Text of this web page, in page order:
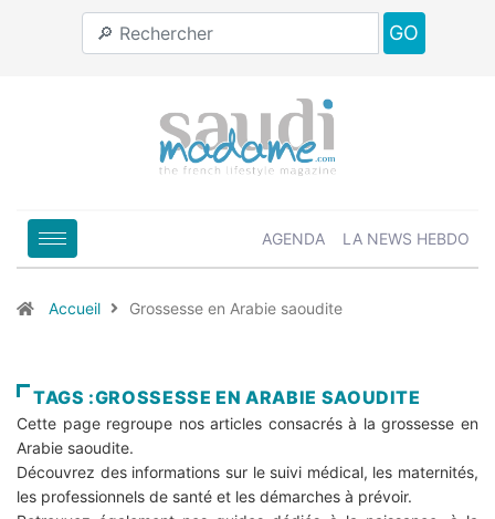
GO
AGENDA LA NEWS HEBDO
Accueil Grossesse en Arabie saoudite
TAGS :GROSSESSE EN ARABIE SAOUDITE
Cette page regroupe nos articles consacrés à la grossesse en
Arabie saoudite.
Découvrez des informations sur le suivi médical, les maternités,
les professionnels de santé et les démarches à prévoir.